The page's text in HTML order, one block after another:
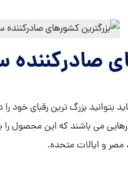
بتوانید بزرگ ترین رقبای خود
می باشند که این محصول
مصر و ایالات متحده.